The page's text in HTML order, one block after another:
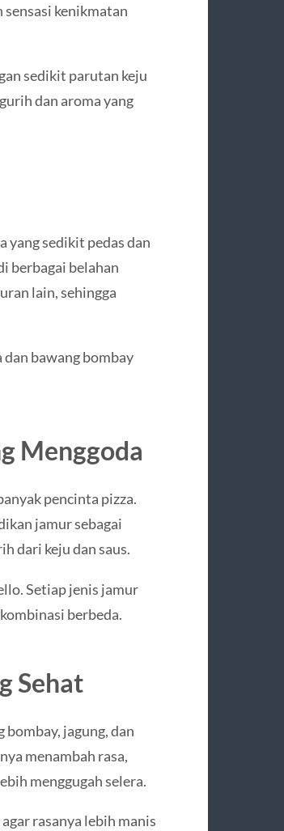
kenikmatan
sedikit parutan keju
dan aroma yang
yang sedikit pedas dan
berbagai belahan
lain, sehingga
bawang bombay
Menggoda
pencinta pizza.
jamur sebagai
dari keju dan saus.
Setiap jenis jamur
berbeda.
Sehat
bombay, jagung, dan
menambah rasa,
menggugah selera.
rasanya lebih manis